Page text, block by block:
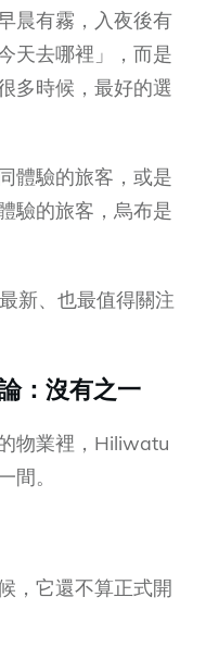
晨有霧，入夜後有
天去哪裡」，而是
多時候，最好的選
體驗的旅客，或是
驗的旅客，烏布是
新、也最值得關注
：沒有之一
物業裡，Hiliwatu
間。
，它還不算正式開